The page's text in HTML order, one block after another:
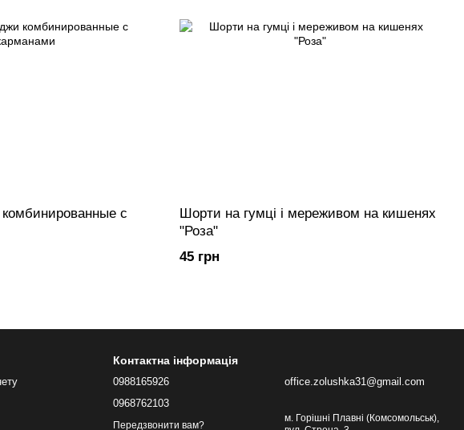
с
Шорти на гумці і мереживом на кишенях
"Роза"
45 грн
Контактна інформація
0988165926
0968762103
Передзвонити вам?
office.zolushka31@gmail.com
м. Горішні Плавні (Комсомольськ),